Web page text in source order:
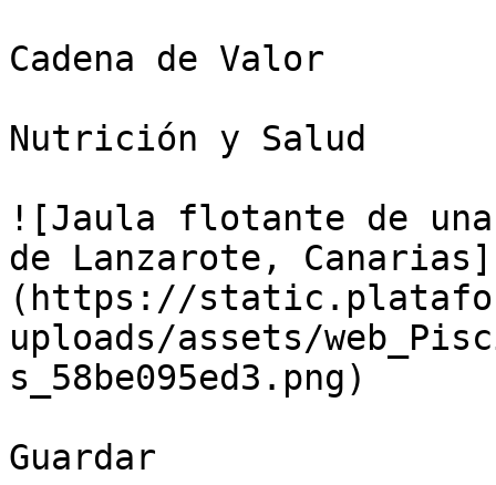
Cadena de Valor
Nutrición y Salud
![Jaula flotante de
de Lanzarote, Canarias]
(https://
uploads/assets/
s_58be095ed3.png)
Guardar